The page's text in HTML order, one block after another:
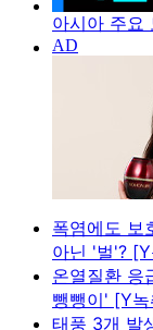
아시아 주요
폭염에도 보
아닌 '벌'?
온열질환 응
뺑뺑이' [Y녹
태풍 3개 발